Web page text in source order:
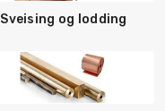
Sveising og lodding